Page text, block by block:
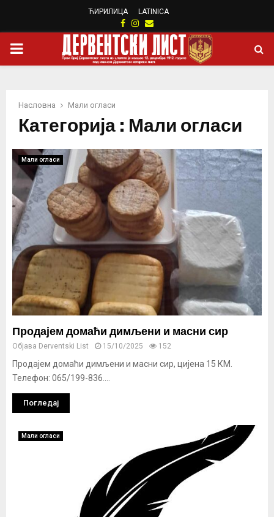
ЋИРИЛИЦА LATINICA
Facebook
Instagram
Email
PRIMARY
Насловна Мали огласи
Категорија : Мали огласи
Мали огласи
Продајем домаћи димљени и масни сир
Објава Derventski List 15/10/2025 152
Продајем домаћи димљени и масни сир, цијена 15 КМ.
Телефон: 065/199-836....
Погледај
Мали огласи